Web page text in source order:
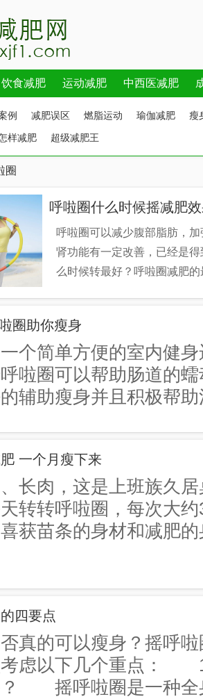
饮食减肥 运动减肥 中西医减肥
例 减肥误区 燃脂运动 瑜伽减肥
瘦
样减肥 超级减肥王
圈
呼啦圈什么时候摇减肥
呼啦圈可以减少腹部脂肪，
肾功能有一定改善，已经是
么时候转最好？呼啦圈减肥
圈助你瘦身
个简单方便的室内健
啦圈可以帮助肠道的
辅助瘦身并且积极帮
一个月瘦下来
长肉，这是上班族久
转转呼啦圈，每次大
喜获苗条的身材和减
四要点
真的可以瘦身？摇呼
考虑以下几个重点：
？ 摇呼啦圈是一种全